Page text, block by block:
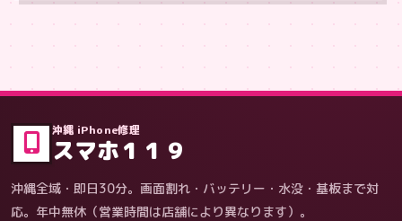
症状・内容から
沖縄 iPhone修理
スマホ１１９
沖縄全域・即日30分。画面割れ・バッテリー・水没・基板まで対
応。年中無休（営業時間は店舗により異なります）。